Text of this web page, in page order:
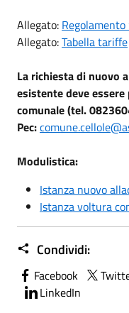
Allegato:
Allegato:Tabella tariffe
La richiesta di nuovo
esistente deve
comunale (tel.
Pec:
Modulistica:
Istanza nuovo
Istanza voltura
Condividi:
Facebook
LinkedIn